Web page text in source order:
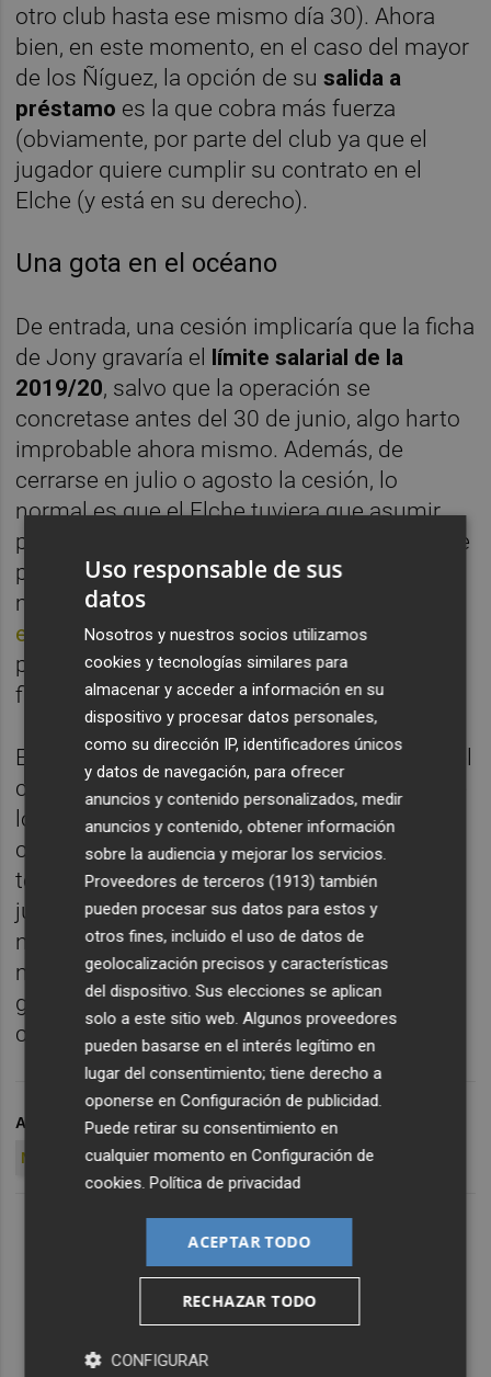
otro club hasta ese mismo día 30). Ahora
bien, en este momento, en el caso del mayor
de los Ñíguez, la opción de susalida a
préstamo es la que cobra más fuerza
(obviamente, por parte del club ya que el
jugador quiere cumplir su contrato en el
Elche (y está en su derecho).
Una gota en el océano
De entrada, una cesión implicaría que la ficha
de Jony gravaría el límite salarial de la
2019/20, salvo que la operación se
concretase antes del 30 de junio, algo harto
improbable ahora mismo. Además, de
cerrarse en julio o agosto la cesión, lo
normal es que el Elche tuviera que asumir
parte de la ficha de Jony, de tal forma que de
poder rescindir al jugador con cargo al
margen salarial actual
evitando gravar el del próximo curso
pasaría a repercutir en el mismo parte de la
ficha.
Eso sí, sería unmal menor, consecuencia del
contrato que se le firmó en su día a Jony (de
lo que nadie puede culpar al jugador) y, en
cualquier caso, una gota en el océano si
tenemos presente la amplia nómina de
jugadores con contrato en vigor con los que
no se cuenta, algo que limitará mucho los
movimientos de entrada no obstante el
gozar de un límite salarial de entre 4,5 y
cinco millones de euros.
ARCHIVADO EN JONY ÑÍGUEZ ELCHE CF
NICO RODRÍGUEZ
Uso responsable de sus
datos
Nosotros y nuestros socios utilizamos
cookies y tecnologías similares para
almacenar y acceder a información en su
dispositivo y procesar datos personales,
como su dirección IP, identificadores únicos
y datos de navegación, para ofrecer
anuncios y contenido personalizados, medir
anuncios y contenido, obtener información
sobre la audiencia y mejorar los servicios.
Proveedores de terceros (1913) también
pueden procesar sus datos para estos y
otros fines, incluido el uso de datos de
geolocalización precisos y características
del dispositivo. Sus elecciones se aplican
solo a este sitio web. Algunos proveedores
pueden basarse en el interés legítimo en
lugar del consentimiento; tiene derecho a
oponerse enConfiguración de publicidad.
Puede retirar su consentimiento en
cualquier momento enConfiguración de
cookies.Política de privacidad
ACEPTAR TODO
RECHAZAR TODO
CONFIGURAR